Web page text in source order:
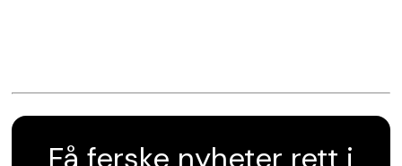
Få ferske nyheter rett i